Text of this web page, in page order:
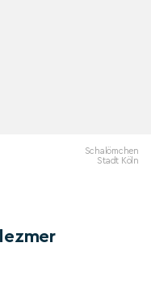
Schalömchen
Stadt Köln